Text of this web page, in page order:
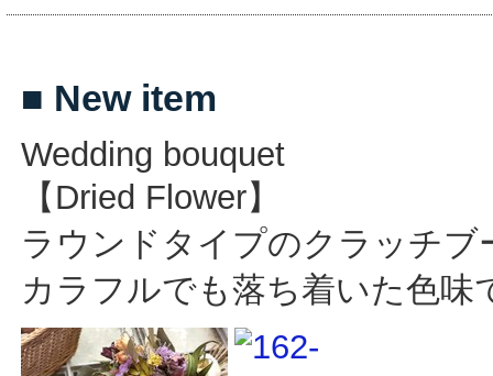
■ New item
Wedding bouquet
【Dried Flower】
ラウンドタイプのクラッチブ
カラフルでも落ち着いた色